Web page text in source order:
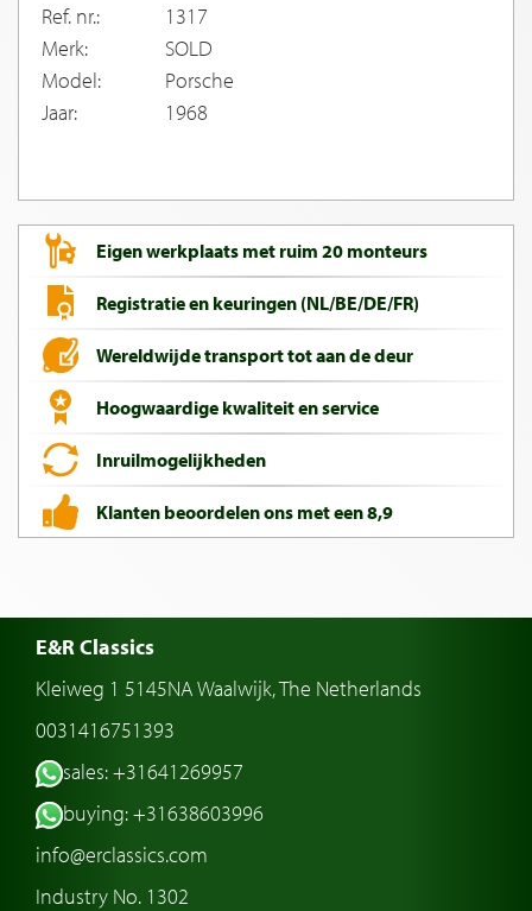
Ref. nr.:
1317
Merk:
SOLD
Model:
Porsche
Jaar:
1968
Eigen werkplaats met ruim 20 monteurs
Registratie en keuringen (NL/BE/DE/FR)
Wereldwijde transport tot aan de deur
Hoogwaardige kwaliteit en service
Inruilmogelijkheden
Klanten beoordelen ons met een 8,9
E&R Classics
Kleiweg 1 5145NA Waalwijk, The Netherlands
0031416751393
sales: +31641269957
buying: +31638603996
info@erclassics.com
Industry No. 1302